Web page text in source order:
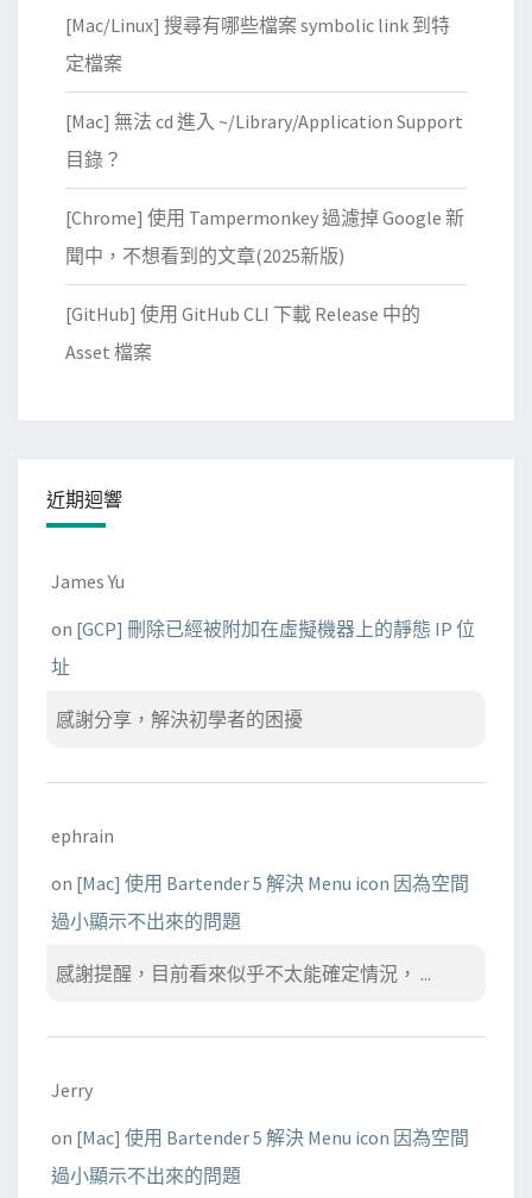
[Mac/Linux] 搜尋有哪些檔案 symbolic link 到特
定檔案
[Mac] 無法 cd 進入 ~/Library/Application Support
目錄？
[Chrome] 使用 Tampermonkey 過濾掉 Google 新
聞中，不想看到的文章(2025新版)
[GitHub] 使用 GitHub CLI 下載 Release 中的
Asset 檔案
近期迴響
James Yu
on [GCP] 刪除已經被附加在虛擬機器上的靜態 IP 位
址
感謝分享，解決初學者的困擾
ephrain
on [Mac] 使用 Bartender 5 解決 Menu icon 因為空間
過小顯示不出來的問題
感謝提醒，目前看來似乎不太能確定情況， ...
Jerry
on [Mac] 使用 Bartender 5 解決 Menu icon 因為空間
過小顯示不出來的問題